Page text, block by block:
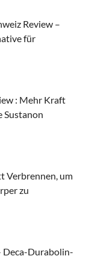
Review –
für
: Mehr Kraft
Sustanon
Verbrennen, um
zu
Deca-Durabolin-